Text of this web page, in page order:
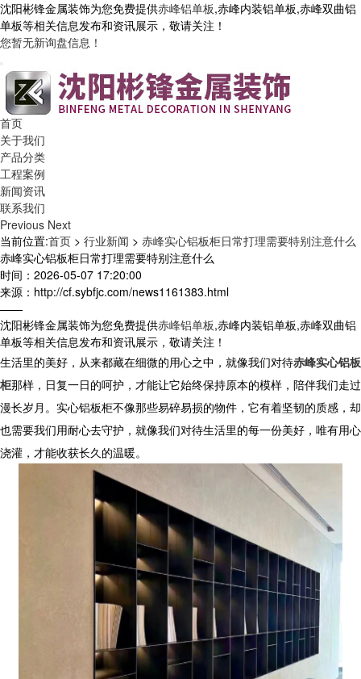
沈阳彬锋金属装饰为您免费提供赤峰铝单板,赤峰内装铝单板,赤峰双曲铝
单板等相关信息发布和资讯展示，敬请关注！
您暂无新询盘信息！
首页
关于我们
产品分类
工程案例
新闻资讯
联系我们
Previous Next
当前位置:首页 > 行业新闻 > 赤峰实心铝板柜日常打理需要特别注意什么
赤峰实心铝板柜日常打理需要特别注意什么
时间：2026-05-07 17:20:00
来源：http://cf.sybfjc.com/news1161383.html
——
沈阳彬锋金属装饰为您免费提供赤峰铝单板,赤峰内装铝单板,赤峰双曲铝
单板等相关信息发布和资讯展示，敬请关注！
生活里的美好，从来都藏在细微的用心之中，就像我们对待赤峰实心铝板
柜那样，日复一日的呵护，才能让它始终保持原本的模样，陪伴我们走过
漫长岁月。实心铝板柜不像那些易碎易损的物件，它有着坚韧的质感，却
也需要我们用耐心去守护，就像我们对待生活里的每一份美好，唯有用心
浇灌，才能收获长久的温暖。